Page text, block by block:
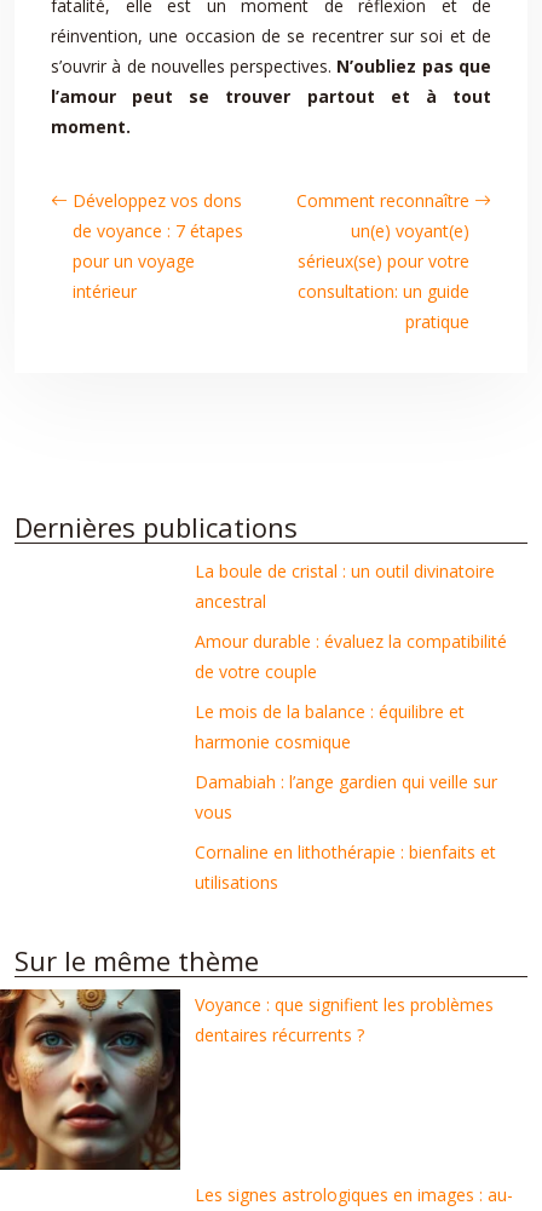
fatalité, elle est un moment de réflexion et de
réinvention, une occasion de se recentrer sur soi et de
s’ouvrir à de nouvelles perspectives. N’oubliez pas que
l’amour peut se trouver partout et à tout
moment.
Développez vos dons
de voyance : 7 étapes
pour un voyage
intérieur
Comment reconnaître
un(e) voyant(e)
sérieux(se) pour votre
consultation: un guide
pratique
Dernières publications
La boule de cristal : un outil divinatoire
ancestral
Amour durable : évaluez la compatibilité
de votre couple
Le mois de la balance : équilibre et
harmonie cosmique
Damabiah : l’ange gardien qui veille sur
vous
Cornaline en lithothérapie : bienfaits et
utilisations
Sur le même thème
Voyance : que signifient les problèmes
dentaires récurrents ?
Les signes astrologiques en images : au-